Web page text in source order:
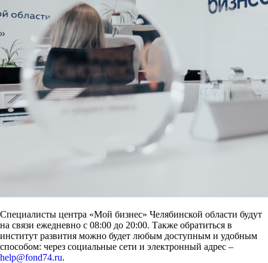
Специалисты центра «Мой бизнес» Челябинской области будут
на связи ежедневно с 08:00 до 20:00. Также обратиться в
институт развития можно будет любым доступным и удобным
способом: через социальные сети и электронный адрес –
help@fond74.ru.